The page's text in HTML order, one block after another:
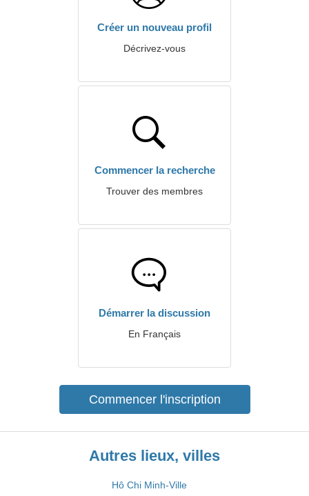
Créer un nouveau profil
Décrivez-vous
Commencer la recherche
Trouver des membres
Démarrer la discussion
En Français
Commencer l'inscription
Autres lieux, villes
Hô Chi Minh-Ville